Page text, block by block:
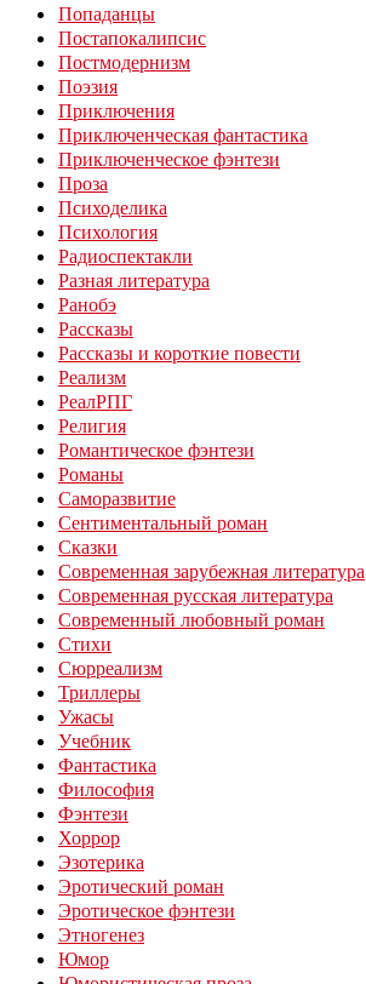
Попаданцы
Постапокалипсис
Постмодернизм
Поэзия
Приключения
Приключенческая фантастика
Приключенческое фэнтези
Проза
Психоделика
Психология
Радиоспектакли
Разная литература
Ранобэ
Рассказы
Рассказы и короткие повести
Реализм
РеалРПГ
Религия
Романтическое фэнтези
Романы
Саморазвитие
Сентиментальный роман
Сказки
Современная зарубежная литература
Современная русская литература
Современный любовный роман
Стихи
Сюрреализм
Триллеры
Ужасы
Учебник
Фантастика
Философия
Фэнтези
Хоррор
Эзотерика
Эротический роман
Эротическое фэнтези
Этногенез
Юмор